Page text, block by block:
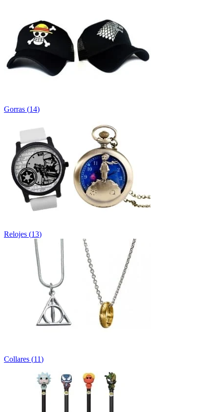
Gorras (14)
Relojes (13)
Collares (11)